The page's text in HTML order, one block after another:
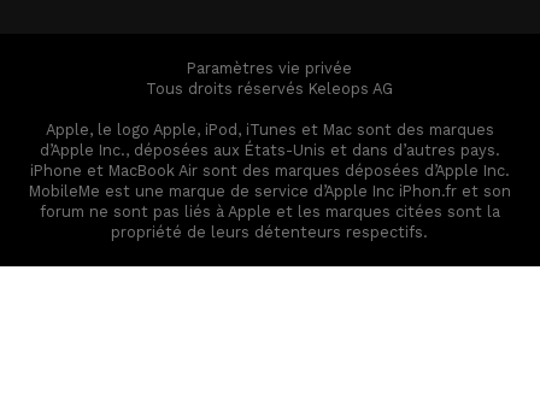
Paramètres vie privée
Tous droits réservés Keleops AG
Apple, le logo Apple, iPod, iTunes et Mac sont des marques
d’Apple Inc., déposées aux États-Unis et dans d’autres pays.
iPhone et MacBook Air sont des marques déposées d’Apple Inc.
MobileMe est une marque de service d’Apple Inc iPhon.fr et son
forum ne sont pas liés à Apple et les marques citées sont la
propriété de leurs détenteurs respectifs.